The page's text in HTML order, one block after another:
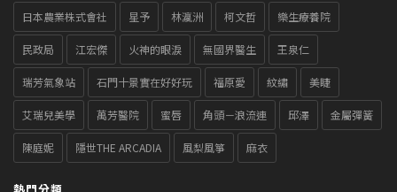
日本農業株式會社 星予 林瀛洲 柯文哲 樂生療養院
民政局 江宏傑 火神的眼淚 無國界醫生 王泉仁
瑞芳氣象站 石門十景實在好好玩 福原愛 紋繡 美睫
艾瑞兒美學 萬芳醫院 蜜唇 角頭－浪流連 邱澤 金屬彈簧
陳庭妮 隱世THE ARCADIA 風梨風箏 麻衣